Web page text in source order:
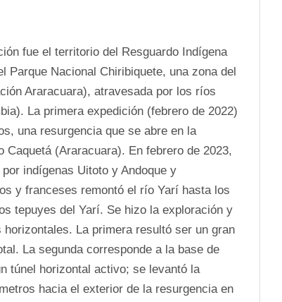
fue el territorio del Resguardo Indígena
Parque Nacional Chiribiquete, una zona del
Araracuara), atravesada por los ríos
La primera expedición (febrero de 2022)
una resurgencia que se abre en la
Caquetá (Araracuara). En febrero de 2023,
indígenas Uitoto y Andoque y
y franceses remontó el río Yarí hasta los
tepuyes del Yarí. Se hizo la exploración y
La primera resultó ser un gran
La segunda corresponde a la base de
túnel horizontal activo; se levantó la
hacia el exterior de la resurgencia en